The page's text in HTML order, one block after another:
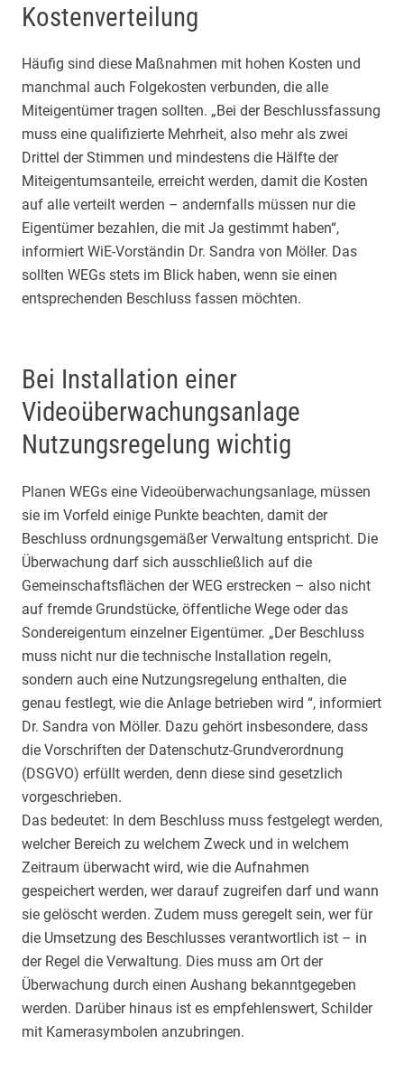
Kostenverteilung
Häufig sind diese Maßnahmen mit hohen Kosten und
manchmal auch Folgekosten verbunden, die alle
Miteigentümer tragen sollten. „Bei der Beschlussfassung
muss eine qualifizierte Mehrheit, also mehr als zwei
Drittel der Stimmen und mindestens die Hälfte der
Miteigentumsanteile, erreicht werden, damit die Kosten
auf alle verteilt werden – andernfalls müssen nur die
Eigentümer bezahlen, die mit Ja gestimmt haben“,
informiert WiE-Vorständin Dr. Sandra von Möller. Das
sollten WEGs stets im Blick haben, wenn sie einen
entsprechenden Beschluss fassen möchten.
Bei Installation einer
Videoüberwachungsanlage
Nutzungsregelung wichtig
Planen WEGs eine Videoüberwachungsanlage, müssen
sie im Vorfeld einige Punkte beachten, damit der
Beschluss ordnungsgemäßer Verwaltung entspricht. Die
Überwachung darf sich ausschließlich auf die
Gemeinschaftsflächen der WEG erstrecken – also nicht
auf fremde Grundstücke, öffentliche Wege oder das
Sondereigentum einzelner Eigentümer. „Der Beschluss
muss nicht nur die technische Installation regeln,
sondern auch eine Nutzungsregelung enthalten, die
genau festlegt, wie die Anlage betrieben wird ­“, informiert
Dr. Sandra von Möller. Dazu gehört insbesondere, dass
die Vorschriften der Datenschutz-Grundverordnung
(DSGVO) erfüllt werden, denn diese sind gesetzlich
vorgeschrieben.
Das bedeutet: In dem Beschluss muss festgelegt werden,
welcher Bereich zu welchem Zweck und in welchem
Zeitraum überwacht wird, wie die Aufnahmen
gespeichert werden, wer darauf zugreifen darf und wann
sie gelöscht werden. Zudem muss geregelt sein, wer für
die Umsetzung des Beschlusses verantwortlich ist – in
der Regel die Verwaltung. Dies muss am Ort der
Überwachung durch einen Aushang bekanntgegeben
werden. Darüber hinaus ist es empfehlenswert, Schilder
mit Kamerasymbolen anzubringen.